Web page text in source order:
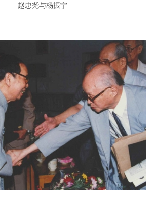
赵忠尧与杨振宁